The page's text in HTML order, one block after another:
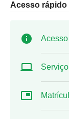
Acesso rápido